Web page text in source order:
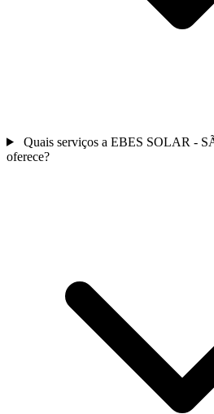
Quais serviços a EBES SOLAR -
oferece?